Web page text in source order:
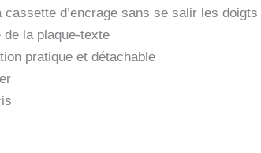
cassette d’encrage sans se salir les doigts
de la plaque-texte
pratique et détachable